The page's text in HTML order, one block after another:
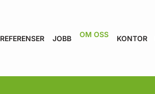
REFERENSER JOBB OM OSS KONTOR